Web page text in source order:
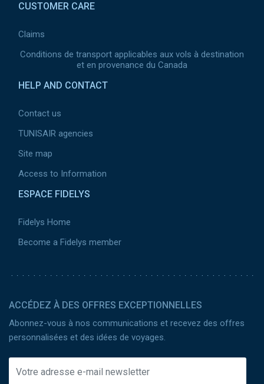
CUSTOMER CARE
Claims
Conditions de transport applicables aux vols à destination
et en provenance du Canada
HELP AND CONTACT
Contact us
TUNISAIR agencies
Site map
Access to Information
ESPACE FIDELYS
Fidelys Home
Become a Fidelys member
ACCÉDEZ À DES OFFRES EXCEPTIONNELLES
Abonnez-vous à nos communications et recevez des offres
personnalisées et des idées de voyages.